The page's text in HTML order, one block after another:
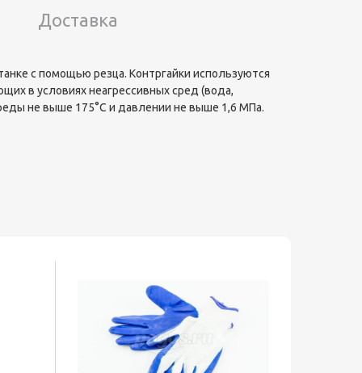
Доставка
с помощью резца. Контргайки используются
в условиях неагрессивных сред (вода,
не выше 175°С и давлении не выше 1,6 МПа.